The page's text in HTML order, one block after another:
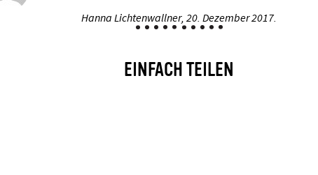
Hanna Lichtenwallner, 20. Dezember 2017.
EINFACH TEILEN